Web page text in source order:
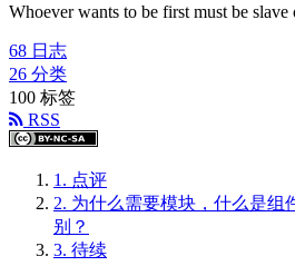
Whoever wants to be first must be slave
68 日志
26 分类
100 标签
RSS
1. 点评
2. 为什么需要模块，什么是组
别？
3. 待续